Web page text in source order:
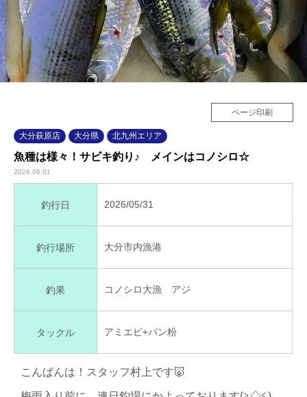
ページ印刷
大分萩原店 大分県 北九州エリア
魚種は様々！サビキ釣り♪ メインはコノシロ☆
2026.06.01
釣行日 2026/05/31
釣行場所 大分市内漁港
釣果 コノシロ大漁 アジ
タックル アミエビ+パン粉
こんばんは！スタッフ村上です🐷